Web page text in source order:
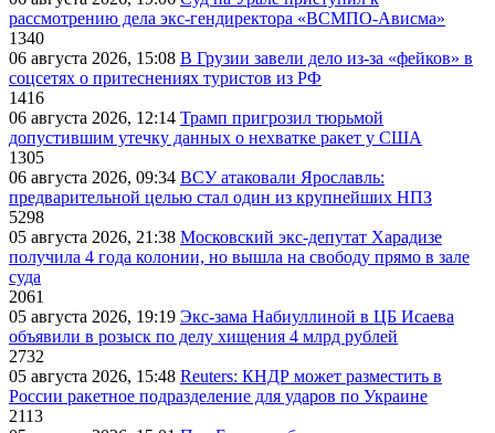
рассмотрению дела экс-гендиректора «ВСМПО-Ависма»
1340
06 августа 2026, 15:08 В Грузии завели дело из-за «фейков» в
соцсетях о притеснениях туристов из РФ
1416
06 августа 2026, 12:14 Трамп пригрозил тюрьмой
допустившим утечку данных о нехватке ракет у США
1305
06 августа 2026, 09:34 ВСУ атаковали Ярославль:
предварительной целью стал один из крупнейших НПЗ
5298
05 августа 2026, 21:38 Московский экс-депутат Харадизе
получила 4 года колонии, но вышла на свободу прямо в зале
суда
2061
05 августа 2026, 19:19 Экс-зама Набиуллиной в ЦБ Исаева
объявили в розыск по делу хищения 4 млрд рублей
2732
05 августа 2026, 15:48 Reuters: КНДР может разместить в
России ракетное подразделение для ударов по Украине
2113